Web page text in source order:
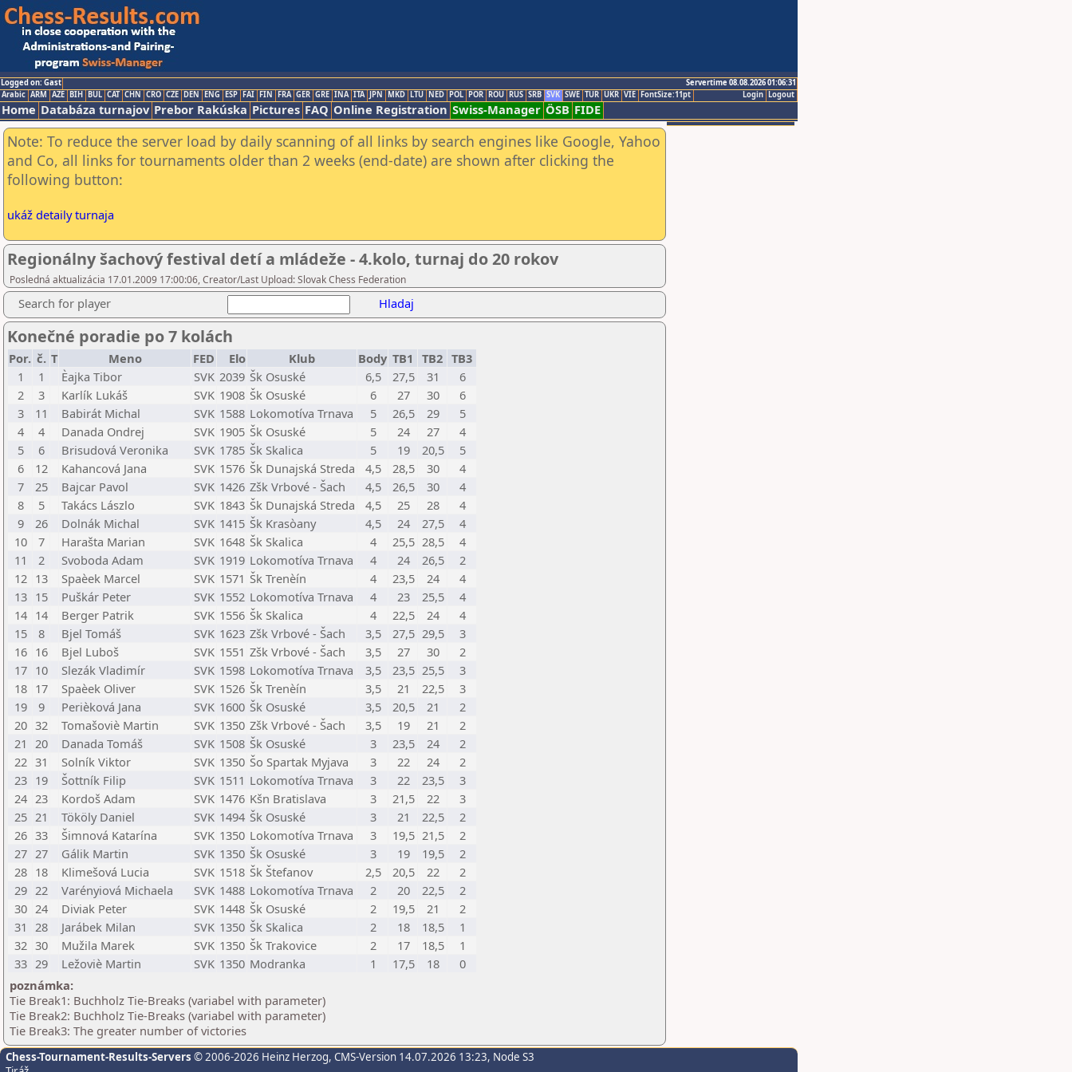
Logged on: Gast
Servertime 08.08.2026 01:06:31
Logout
Login
Arabic ARM AZE BIH BUL CAT CHN CRO CZE DEN ENG ESP FAI FIN FRA GER GRE INA ITA JPN MKD LTU NED POL POR ROU RUS SRB SVK SWE TUR UKR VIE FontSize:11pt
Home Databáza turnajov Prebor Rakúska Pictures FAQ Online Registration Swiss-Manager ÖSB FIDE
Note: To reduce the server load by daily scanning of all links by search engines like Google, Yahoo
and Co, all links for tournaments older than 2 weeks (end-date) are shown after clicking the
following button:
ukáž detaily turnaja
Regionálny šachový festival detí a mládeže - 4.kolo, turnaj do 20 rokov
Posledná aktualizácia 17.01.2009 17:00:06, Creator/Last Upload: Slovak Chess Federation
Search for player Hladaj
Konečné poradie po 7 kolách
Por. č. T Meno FED Elo Klub Body TB1 TB2 TB3
1
1 Èajka Tibor SVK 2039 Šk Osuské 6,5 27,5 31
6
2
3 Karlík Lukáš SVK 1908 Šk Osuské 6 27 30
6
3
11 Babirát Michal SVK 1588 Lokomotíva Trnava 5 26,5 29
5
4
4 Danada Ondrej SVK 1905 Šk Osuské 5 24 27
4
5
6 Brisudová Veronika SVK 1785 Šk Skalica 5 19 20,5
5
6
12 Kahancová Jana SVK 1576 Šk Dunajská Streda 4,5 28,5 30
4
7
25 Bajcar Pavol SVK 1426 Zšk Vrbové - Šach 4,5 26,5 30
4
8
5 Takács Lászlo SVK 1843 Šk Dunajská Streda 4,5 25 28
4
9
26 Dolnák Michal SVK 1415 Šk Krasòany 4,5 24 27,5
4
10
7 Harašta Marian SVK 1648 Šk Skalica 4 25,5 28,5
4
11
2 Svoboda Adam SVK 1919 Lokomotíva Trnava 4 24 26,5
2
12 13 Spaèek Marcel SVK 1571 Šk Trenèín 4 23,5 24
4
13 15 Puškár Peter SVK 1552 Lokomotíva Trnava 4 23 25,5
4
14 14 Berger Patrik SVK 1556 Šk Skalica 4 22,5 24
4
15
8 Bjel Tomáš SVK 1623 Zšk Vrbové - Šach 3,5 27,5 29,5
3
16 16 Bjel Luboš SVK 1551 Zšk Vrbové - Šach 3,5 27 30
2
17 10 Slezák Vladimír SVK 1598 Lokomotíva Trnava 3,5 23,5 25,5
3
18 17 Spaèek Oliver SVK 1526 Šk Trenèín 3,5 21 22,5
3
19
9 Perièková Jana SVK 1600 Šk Osuské 3,5 20,5 21
2
20 32 Tomašoviè Martin SVK 1350 Zšk Vrbové - Šach 3,5 19 21
2
21 20 Danada Tomáš SVK 1508 Šk Osuské 3 23,5 24
2
22 31 Solník Viktor SVK 1350 Šo Spartak Myjava 3 22 24
2
23 19 Šottník Filip SVK 1511 Lokomotíva Trnava 3 22 23,5
3
24 23 Kordoš Adam SVK 1476 Kšn Bratislava 3 21,5 22
3
25 21 Tököly Daniel SVK 1494 Šk Osuské 3 21 22,5
2
26 33 Šimnová Katarína SVK 1350 Lokomotíva Trnava 3 19,5 21,5
2
27 27 Gálik Martin SVK 1350 Šk Osuské 3 19 19,5
2
28 18 Klimešová Lucia SVK 1518 Šk Štefanov 2,5 20,5 22
2
29 22 Varényiová Michaela SVK 1488 Lokomotíva Trnava 2 20 22,5
2
30 24 Diviak Peter SVK 1448 Šk Osuské 2 19,5 21
2
31 28 Jarábek Milan SVK 1350 Šk Skalica 2 18 18,5
1
32 30 Mužila Marek SVK 1350 Šk Trakovice 2 17 18,5
1
33 29 Ležoviè Martin SVK 1350 Modranka 1 17,5 18
0
poznámka:
Tie Break1: Buchholz Tie-Breaks (variabel with parameter)
Tie Break2: Buchholz Tie-Breaks (variabel with parameter)
Tie Break3: The greater number of victories
Chess-Tournament-Results-Servers © 2006-2026 Heinz Herzog, CMS-Version 14.07.2026 13:23, Node S3